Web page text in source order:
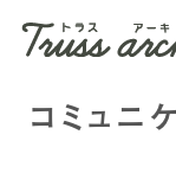
コミュニ